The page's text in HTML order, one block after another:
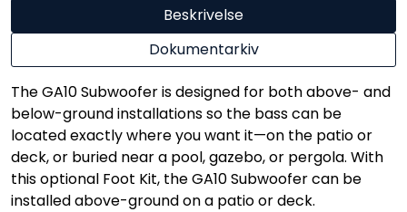
Beskrivelse
Dokumentarkiv
The GA10 Subwoofer is designed for both above- and
below-ground installations so the bass can be
located exactly where you want it—on the patio or
deck, or buried near a pool, gazebo, or pergola. With
this optional Foot Kit, the GA10 Subwoofer can be
installed above-ground on a patio or deck.